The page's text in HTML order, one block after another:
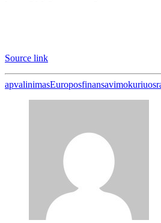
Source link
apvalinimasEuroposfinansavimokuriuos